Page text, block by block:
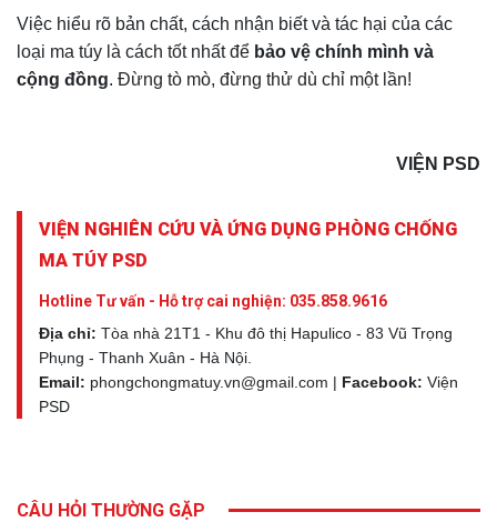
Việc hiểu rõ bản chất, cách nhận biết và tác hại của các
loại ma túy là cách tốt nhất để bảo vệ chính mình và
cộng đồng. Đừng tò mò, đừng thử dù chỉ một lần!
VIỆN PSD
VIỆN NGHIÊN CỨU VÀ ỨNG DỤNG PHÒNG CHỐNG
MA TÚY PSD
Hotline Tư vấn - Hỗ trợ cai nghiện: 035.858.9616
Địa chỉ: Tòa nhà 21T1 - Khu đô thị Hapulico - 83 Vũ Trọng
Phụng - Thanh Xuân - Hà Nội.
Email: phongchongmatuy.vn@gmail.com | Facebook: Viện
PSD
CÂU HỎI THƯỜNG GẶP